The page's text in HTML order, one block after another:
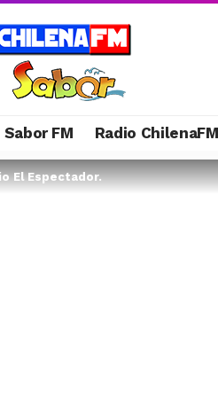
Sabor FM Radio ChilenaFM
El Espectador.